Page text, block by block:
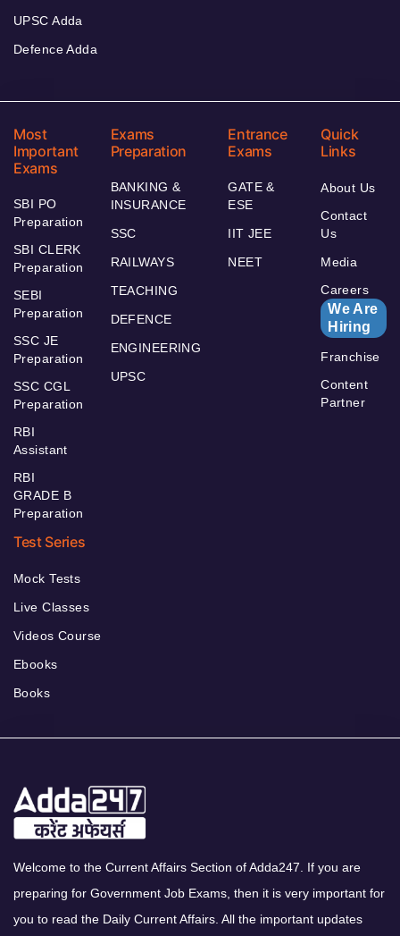
UPSC Adda
Defence Adda
Most
Important
Exams
SBI PO
Preparation
SBI CLERK
Preparation
SEBI
Preparation
SSC JE
Preparation
SSC CGL
Preparation
RBI
Assistant
RBI
GRADE B
Preparation
Exams
Preparation
BANKING &
INSURANCE
SSC
RAILWAYS
TEACHING
DEFENCE
ENGINEERING
UPSC
Entrance
Exams
GATE &
ESE
IIT JEE
NEET
Quick
Links
About Us
Contact
Us
Media
Careers
We Are
Hiring
Franchise
Content
Partner
Test Series
Mock Tests
Live Classes
Videos Course
Ebooks
Books
Welcome to the Current Affairs Section of Adda247. If you are
preparing for Government Job Exams, then it is very important for
you to read the Daily Current Affairs. All the important updates